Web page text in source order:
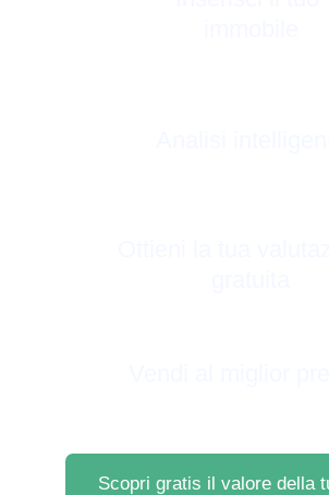
Scopri gratis il valore della